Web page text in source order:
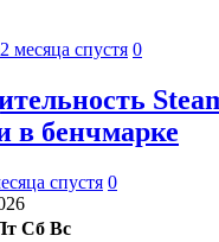
2 месяца спустя 0
в бенчмарке
спустя 0
Сб Вс